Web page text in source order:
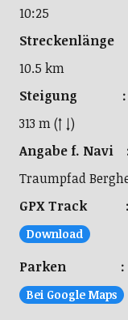
10:25
Streckenlänge
10.5 km
Steigung :
313 m (↑ ↓)
Angabe f. Navi
Traumpfad
GPX Track :
Download
Parken :
Bei Google Maps